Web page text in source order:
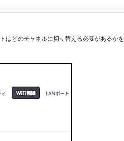
はどのチャネルに切り替える必要があるかを